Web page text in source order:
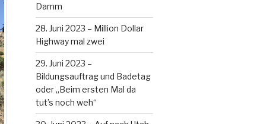
Damm
28. Juni 2023 – Million Dollar
Highway mal zwei
29. Juni 2023 –
Bildungsauftrag und Badetag
oder „Beim ersten Mal da
tut’s noch weh“